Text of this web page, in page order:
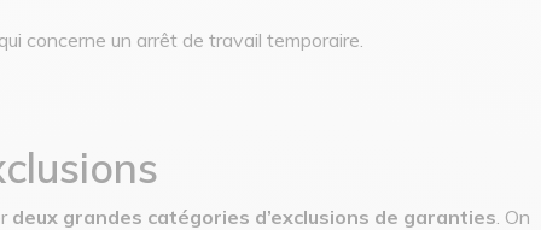
concerne un arrêt de travail temporaire.
deux grandes catégories d’exclusions de garanties . On